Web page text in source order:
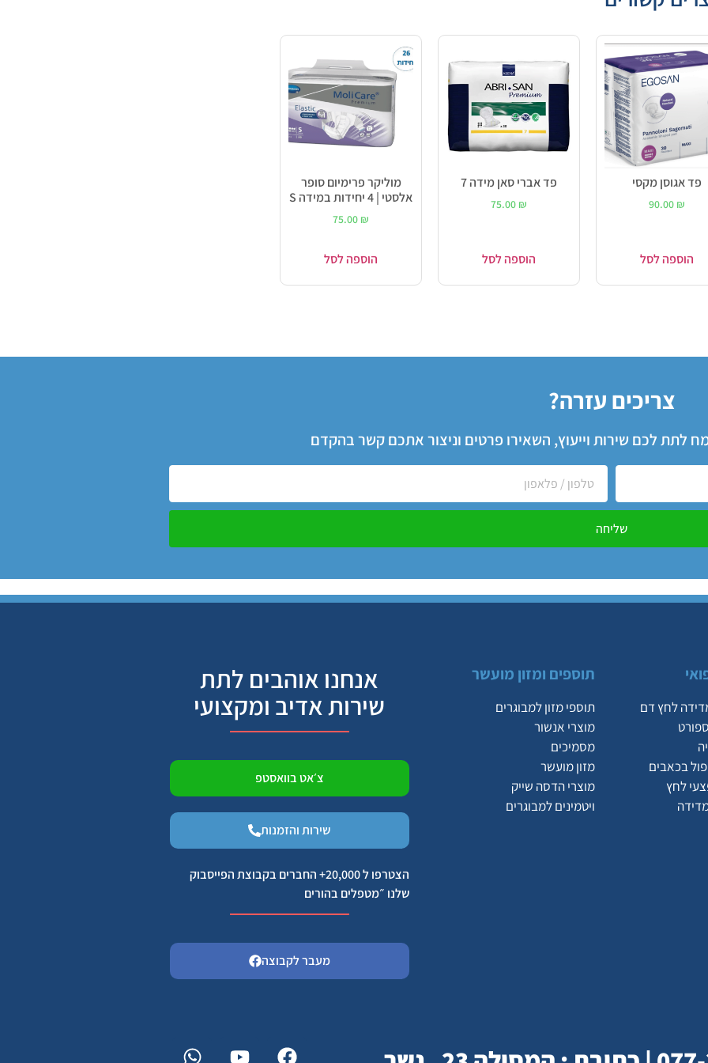
פד אגוסן מקסי
90.00 ₪
הוספה לסל
פד אברי סאן מידה 7
75.00 ₪
הוספה לסל
מוליקר פרימיום סופר
אלסטי | 4 יחידות במידה S
75.00 ₪
הוספה לסל
צריכים עזרה?
לתת לכם שירות וייעוץ, השאירו פרטים וניצור אתכם קשר בהקדם
שליחה
לחץ דם
בכאבים
לחץ
תוספים ומזון מועשר
תוספי מזון למבוגרים
מוצרי אנשור
מסמיכים
מזון מועשר
מוצרי הדסה שייק
ויטמינים למבוגרים
אנחנו אוהבים לתת
שירות אדיב ומקצועי
צ׳אט בוואסטפ
שירות והזמנות
הצטרפו ל 20,000+ החברים בקבוצת הפייסבוק
שלנו ״מטפלים בהורים
מעבר לקבוצה